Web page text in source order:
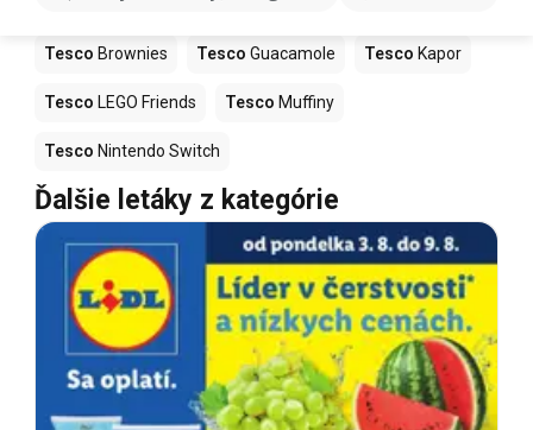
Tesco Hurmikaki Tesco Ashwagandha
Tesco Brownies Tesco Guacamole Tesco Kapor
Tesco LEGO Friends Tesco Muffiny
Tesco Nintendo Switch
Ďalšie letáky z kategórie